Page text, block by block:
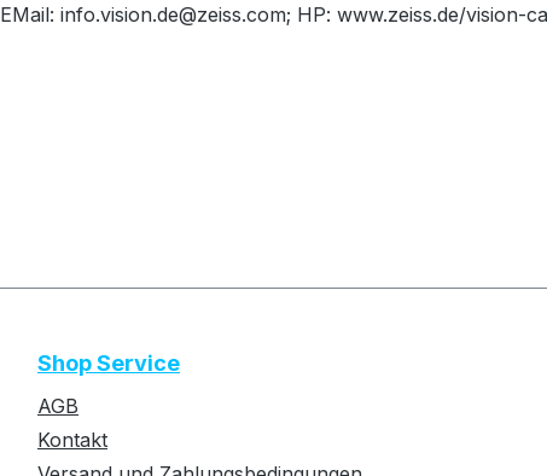
EMail: info.vision.de@zeiss.com; HP: www.zeiss.de/vision-
Shop Service
AGB
Kontakt